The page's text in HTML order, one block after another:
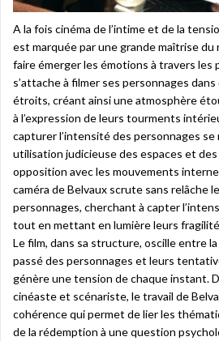
A la fois cinéma de l’intime et de la
est marquée par une grande maîtrise
faire émerger les émotions à travers les
s’attache à filmer ses personnages
étroits, créant ainsi une atmosphère
à l’expression de leurs tourments
capturer l’intensité des personnages
utilisation judicieuse des espaces et
opposition avec les mouvements
caméra de Belvaux scrute sans relâche
personnages, cherchant à capter
tout en mettant en lumière leurs
Le film, dans sa structure, oscille entre
passé des personnages et leurs
génère une tension de chaque instant.
cinéaste et scénariste, le travail de
cohérence qui permet de lier les
de la rédemption à une question